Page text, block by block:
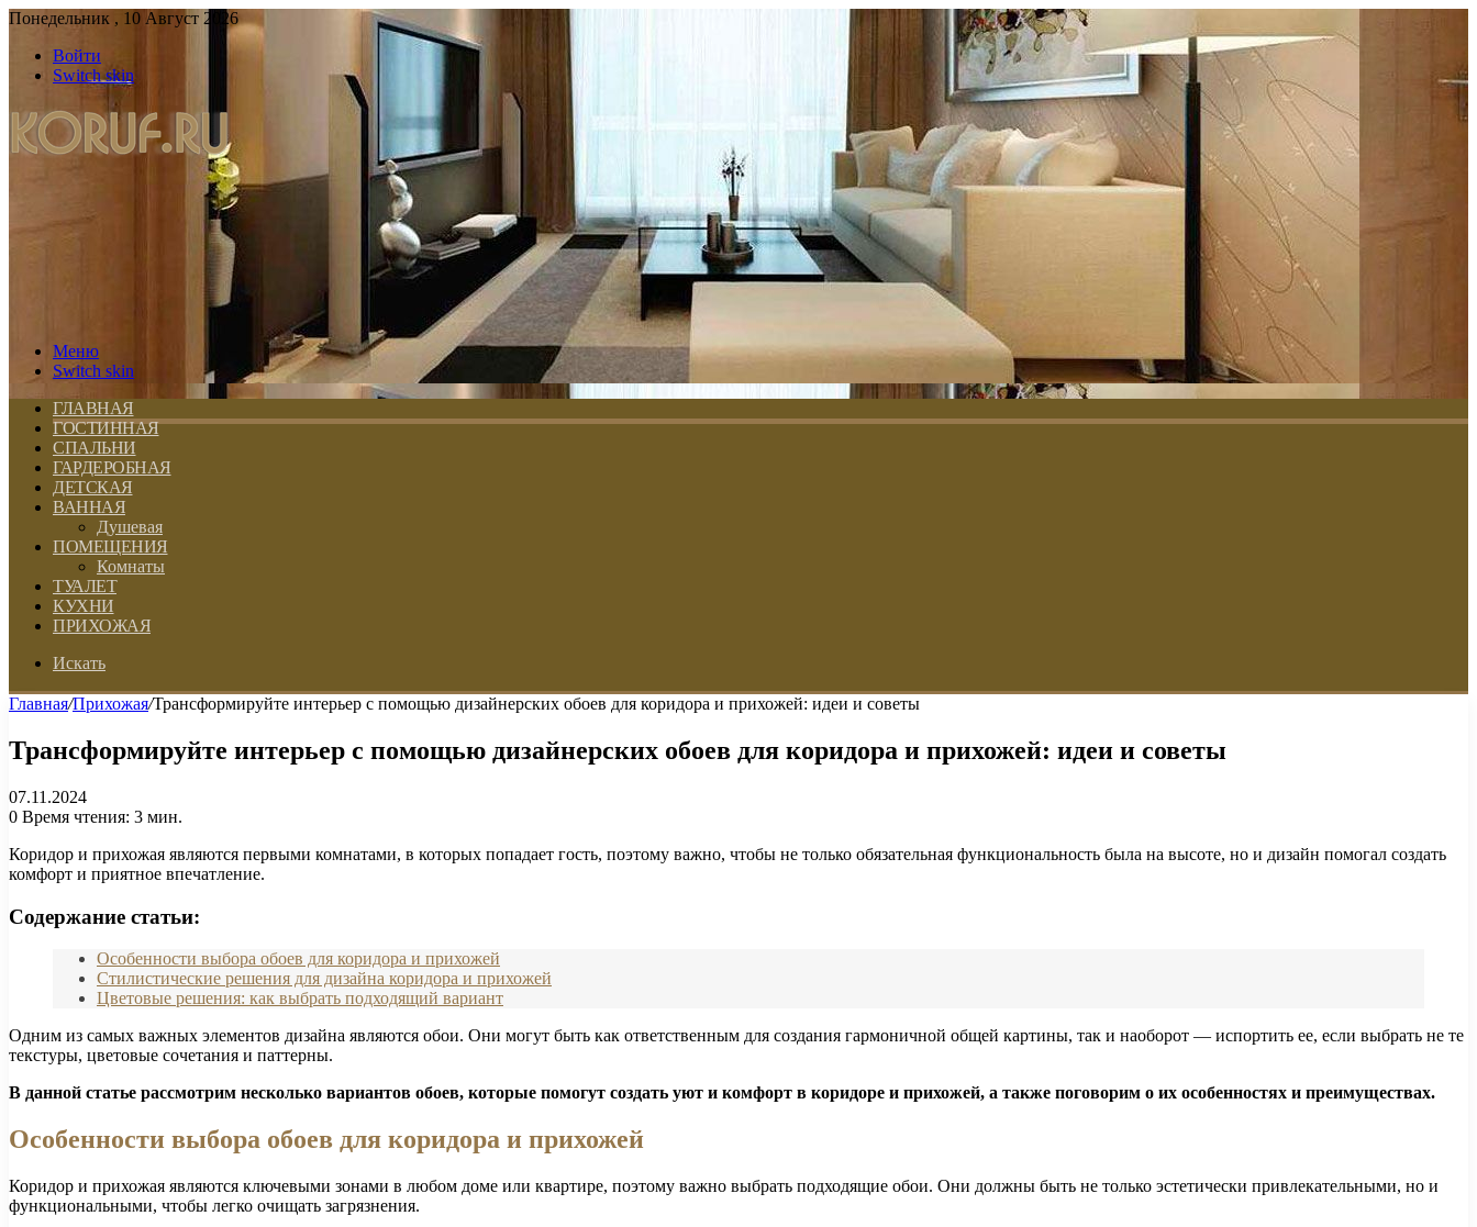
Понедельник , 10 Август 2026
Войти
Switch skin
Меню
Switch skin
ГЛАВНАЯ
ГОСТИННАЯ
СПАЛЬНИ
ГАРДЕРОБНАЯ
ДЕТСКАЯ
ВАННАЯ
Душевая
ПОМЕЩЕНИЯ
Комнаты
ТУАЛЕТ
КУХНИ
ПРИХОЖАЯ
Искать
Главная/Прихожая/Трансформируйте интерьер с помощью дизайнерских обоев для коридора и прихожей: идеи и советы
Трансформируйте интерьер с помощью дизайнерских обоев для коридора и прихожей: идеи и советы
07.11.2024
0 Время чтения: 3 мин.
Коридор и прихожая являются первыми комнатами, в которых попадает гость, поэтому важно, чтобы не только обязательная функциональность была на высоте, но и дизайн помогал создать
комфорт и приятное впечатление.
Содержание статьи:
Особенности выбора обоев для коридора и прихожей
Стилистические решения для дизайна коридора и прихожей
Цветовые решения: как выбрать подходящий вариант
Одним из самых важных элементов дизайна являются обои. Они могут быть как ответственным для создания гармоничной общей картины, так и наоборот — испортить ее, если выбрать не те
текстуры, цветовые сочетания и паттерны.
В данной статье рассмотрим несколько вариантов обоев, которые помогут создать уют и комфорт в коридоре и прихожей, а также поговорим о их особенностях и преимуществах.
Особенности выбора обоев для коридора и прихожей
Коридор и прихожая являются ключевыми зонами в любом доме или квартире, поэтому важно выбрать подходящие обои. Они должны быть не только эстетически привлекательными, но и
функциональными, чтобы легко очищать загрязнения.